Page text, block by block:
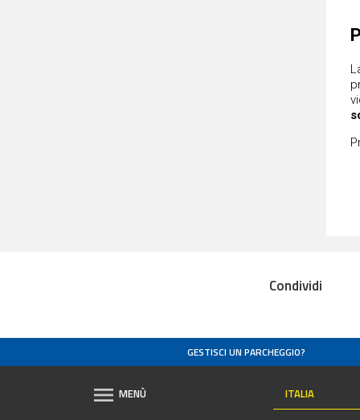
Condividi
GESTISCI UN PARCHEGGIO?
MENÙ ITALIA